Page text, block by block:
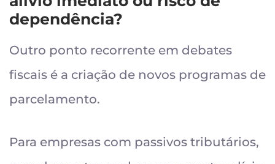
dependência?
Outro ponto recorrente em debates
fiscais é a criação de novos programas de
parcelamento.
Para empresas com passivos tributários,